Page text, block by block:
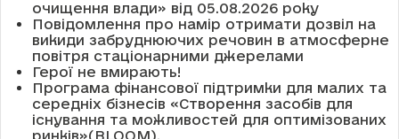
очищення влади» від 05.08.2026 року
Повідомлення про намір отримати дозвіл на
викиди забруднюючих речовин в атмосферне
повітря стаціонарними джерелами
Герої не вмирають!
Програма фінансової підтримки для малих та
середніх бізнесів «Створення засобів для
існування та можливостей для оптимізованих
ринків»(BLOOM).